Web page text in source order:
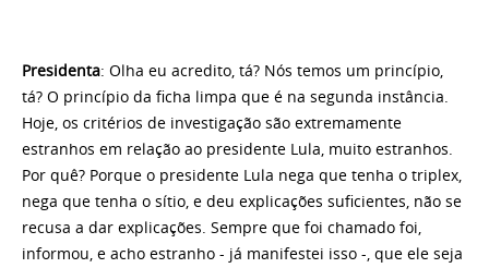
Presidenta: Olha eu acredito, tá? Nós temos um princípio,
tá? O princípio da ficha limpa que é na segunda instância.
Hoje, os critérios de investigação são extremamente
estranhos em relação ao presidente Lula, muito estranhos.
Por quê? Porque o presidente Lula nega que tenha o triplex,
nega que tenha o sítio, e deu explicações suficientes, não se
recusa a dar explicações. Sempre que foi chamado foi,
informou, e acho estranho - já manifestei isso -, que ele seja